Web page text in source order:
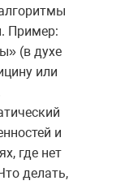
Пример:
(в духе
или
и
где нет
делать,